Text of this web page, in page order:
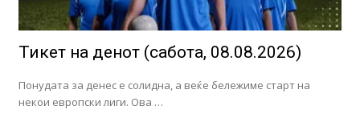
Тикет на денот (сабота, 08.08.2026)
Понудата за денес е солидна, а веќе бележиме старт на
некои европски лиги. Ова …